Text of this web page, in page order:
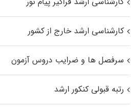
کارشناسی ارشد خارج از کشور
سرفصل ها و ضرایب دروس آزمون
رتبه قبولی کنکور ارشد